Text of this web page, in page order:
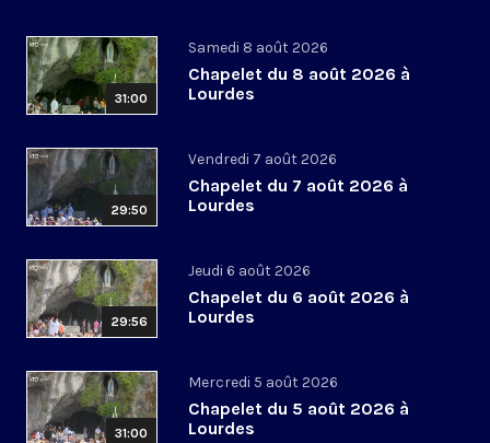
31:00
Samedi 8 août 2026
Chapelet du 8 août 2026 à
Lourdes
29:50
Vendredi 7 août 2026
Chapelet du 7 août 2026 à
Lourdes
29:56
Jeudi 6 août 2026
Chapelet du 6 août 2026 à
Lourdes
31:00
Mercredi 5 août 2026
Chapelet du 5 août 2026 à
Lourdes